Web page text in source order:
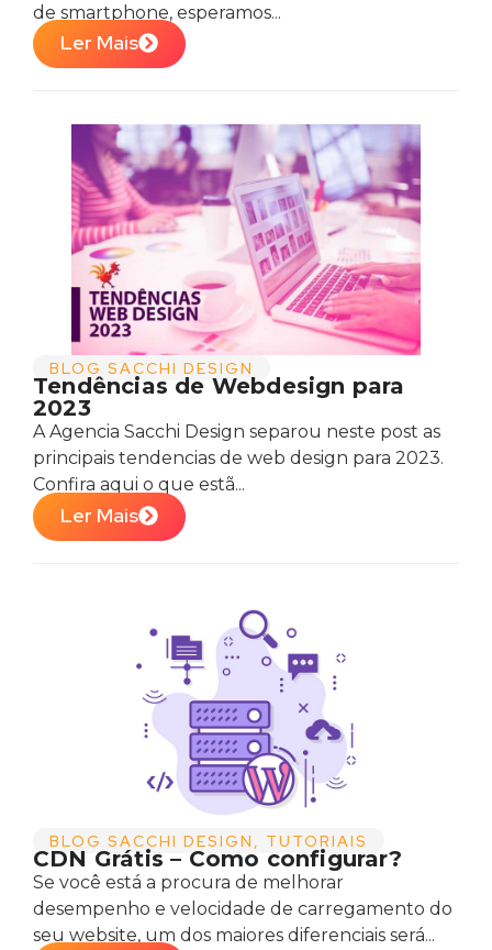
de smartphone, esperamos...
Ler Mais
BLOG SACCHI DESIGN
Tendências de Webdesign para
2023
A Agencia Sacchi Design separou neste post as
principais tendencias de web design para 2023.
Confira aqui o que estã...
Ler Mais
BLOG SACCHI DESIGN TUTORIAIS
CDN Grátis – Como configurar?
Se você está a procura de melhorar
desempenho e velocidade de carregamento do
seu website, um dos maiores diferenciais será...